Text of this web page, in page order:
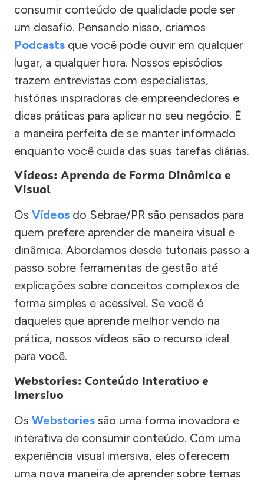
consumir conteúdo de qualidade pode ser
um desafio. Pensando nisso, criamos
Podcasts que você pode ouvir em qualquer
lugar, a qualquer hora. Nossos episódios
trazem entrevistas com especialistas,
histórias inspiradoras de empreendedores e
dicas práticas para aplicar no seu negócio. É
a maneira perfeita de se manter informado
enquanto você cuida das suas tarefas diárias.
Vídeos: Aprenda de Forma Dinâmica e
Visual
Os Vídeos do Sebrae/PR são pensados para
quem prefere aprender de maneira visual e
dinâmica. Abordamos desde tutoriais passo a
passo sobre ferramentas de gestão até
explicações sobre conceitos complexos de
forma simples e acessível. Se você é
daqueles que aprende melhor vendo na
prática, nossos vídeos são o recurso ideal
para você.
Webstories: Conteúdo Interativo e
Imersivo
Os Webstories são uma forma inovadora e
interativa de consumir conteúdo. Com uma
experiência visual imersiva, eles oferecem
uma nova maneira de aprender sobre temas